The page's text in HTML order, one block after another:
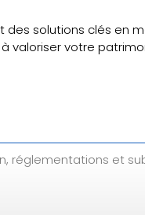
des solutions clés en
valoriser votre
réglementations et